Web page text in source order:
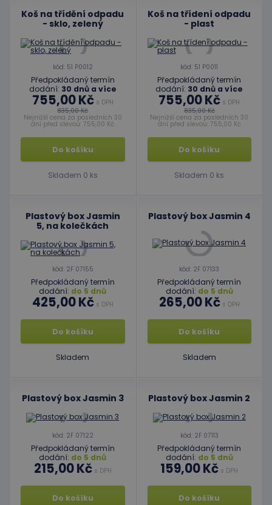
Koš na třídění odpadu
- sklo, zelený
kód: 51 P0012
Předpokládaný termín
dodání: 30 dnů a více
755,00 Kčs DPH
835,00 Kč
Nejnižší cena za posledních 30
dní před slevou: 755,00 Kč
Do košíku
Skladem 0 ks
Koš na třídení odpadu
- plast
kód: 51 P0011
Předpokládaný termín
dodání: 30 dnů a více
755,00 Kč s DPH
835,00 Kč
Nejnižší cena za posledních 30
dní před slevou: 755,00 Kč
Do košíku
Skladem 0 ks
Plastový box Jasmin
5, na kolečkách
kód: 2F 07155
Předpokládaný termín
dodání: do 5 dnů
425,00 Kčs DPH
Do košíku
Skladem
Plastový box Jasmin 4
kód: 2F 07133
Předpokládaný termín
dodání: do 5 dnů
265,00 Kčs DPH
Do košíku
Skladem
Plastový box Jasmin 3
kód: 2F 07122
Předpokládaný termín
dodání: do 5 dnů
215,00 Kčs DPH
Do košíku
Plastový box Jasmin 2
kód: 2F 07113
Předpokládaný termín
dodání: do 5 dnů
159,00 Kč s DPH
Do košíku